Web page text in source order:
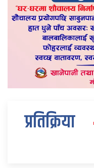
प्रतिक्रिया